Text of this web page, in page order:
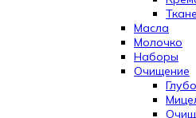
Масла
Молочко
Наборы
Очищение